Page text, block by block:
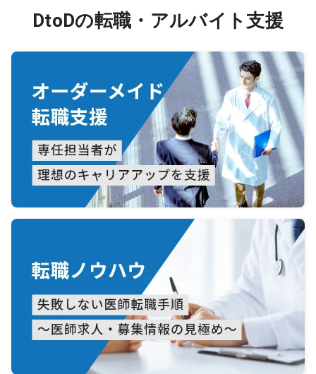
DtoDの転職・アルバイト支援